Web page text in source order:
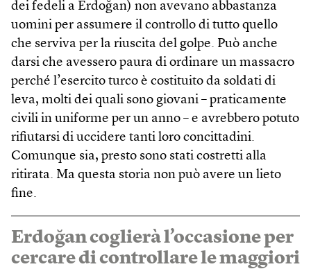
dei fedeli a Erdoğan) non avevano abbastanza
uomini per assumere il controllo di tutto quello
che serviva per la riuscita del golpe. Può anche
darsi che avessero paura di ordinare un massacro
perché l’esercito turco è costituito da soldati di
leva, molti dei quali sono giovani – praticamente
civili in uniforme per un anno – e avrebbero potuto
rifiutarsi di uccidere tanti loro concittadini.
Comunque sia, presto sono stati costretti alla
ritirata. Ma questa storia non può avere un lieto
fine.
Erdoğan coglierà l’occasione per
cercare di controllare le maggiori